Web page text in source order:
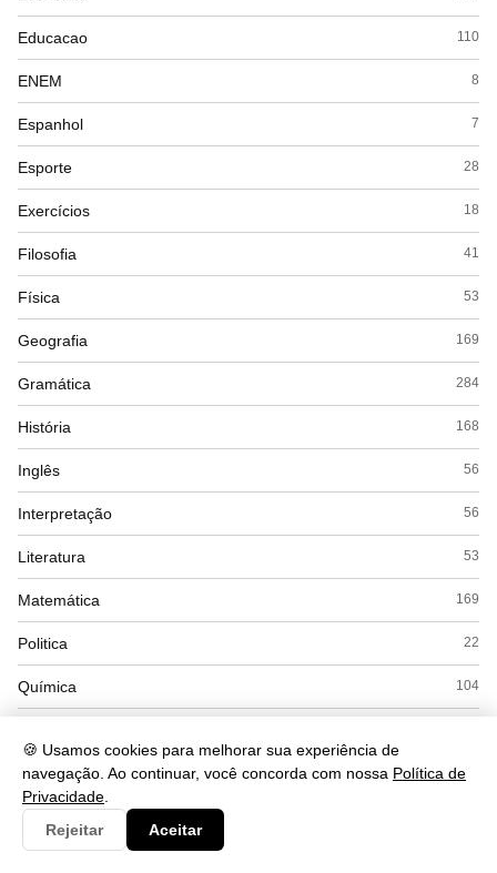
🍪 Usamos cookies para melhorar sua experiência de
navegação. Ao continuar, você concorda com nossa Política de
Privacidade
Rejeitar
Aceitar
Educacao 110
ENEM 8
Espanhol 7
Esporte 28
Exercícios 18
Filosofia 41
Física 53
Geografia 169
Gramática 284
História 168
Inglês 56
Interpretação 56
Literatura 53
Matemática 169
Politica 22
Química 104
Saude 490
Seguranca